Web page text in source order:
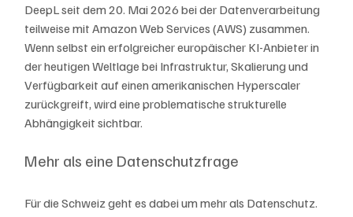
DeepL seit dem 20. Mai 2026 bei der Datenverarbeitung
teilweise mit Amazon Web Services (AWS) zusammen.
Wenn selbst ein erfolgreicher europäischer KI-Anbieter in
der heutigen Weltlage bei Infrastruktur, Skalierung und
Verfügbarkeit auf einen amerikanischen Hyperscaler
zurückgreift, wird eine problematische strukturelle
Abhängigkeit sichtbar.
Mehr als eine Datenschutzfrage
Für die Schweiz geht es dabei um mehr als Datenschutz.